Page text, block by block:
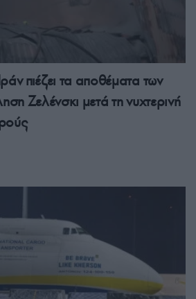
πιέζει τα αποθέματα των
Ζελένσκι μετά τη νυχτερινή